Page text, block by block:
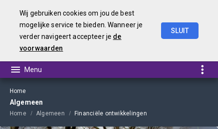
Wij gebruiken cookies om jou de best
mogelijke service te bieden. Wanneer je
verder navigeert accepteer je de
voorwaarden
SLUIT
Home
Algemeen
Home Algemeen Financiële ontwikkelingen